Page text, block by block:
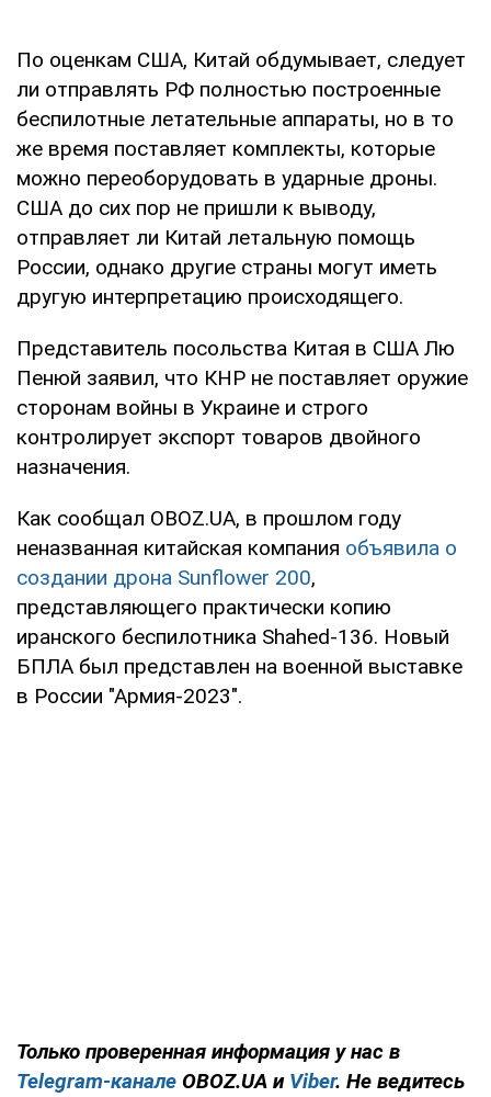
По оценкам США, Китай обдумывает, следует
ли отправлять РФ полностью построенные
беспилотные летательные аппараты, но в то
же время поставляет комплекты, которые
можно переоборудовать в ударные дроны.
США до сих пор не пришли к выводу,
отправляет ли Китай летальную помощь
России, однако другие страны могут иметь
другую интерпретацию происходящего.
Представитель посольства Китая в США Лю
Пенюй заявил, что КНР не поставляет оружие
сторонам войны в Украине и строго
контролирует экспорт товаров двойного
назначения.
Как сообщал OBOZ.UA, в прошлом году
неназванная китайская компания объявила о
создании дрона Sunflower 200,
представляющего практически копию
иранского беспилотника Shahed-136. Новый
БПЛА был представлен на военной выставке
в России "Армия-2023".
Только проверенная информация у нас в
Telegram-канале OBOZ.UA и Viber. Не ведитесь